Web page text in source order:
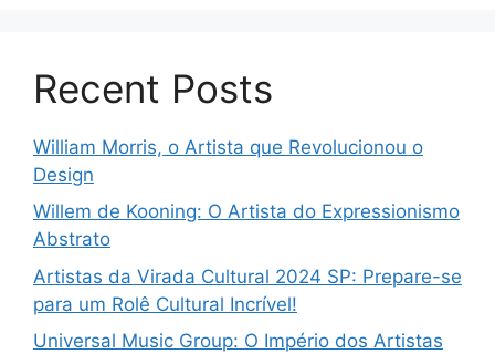
Recent Posts
William Morris, o Artista que Revolucionou o
Design
Willem de Kooning: O Artista do Expressionismo
Abstrato
Artistas da Virada Cultural 2024 SP: Prepare-se
para um Rolê Cultural Incrível!
Universal Music Group: O Império dos Artistas